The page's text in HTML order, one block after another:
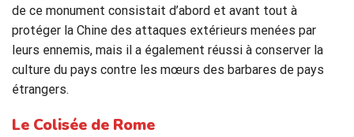
de ce monument consistait d’abord et avant tout à
protéger la Chine des attaques extérieurs menées par
leurs ennemis, mais il a également réussi à conserver la
culture du pays contre les mœurs des barbares de pays
étrangers.
Le Colisée de Rome